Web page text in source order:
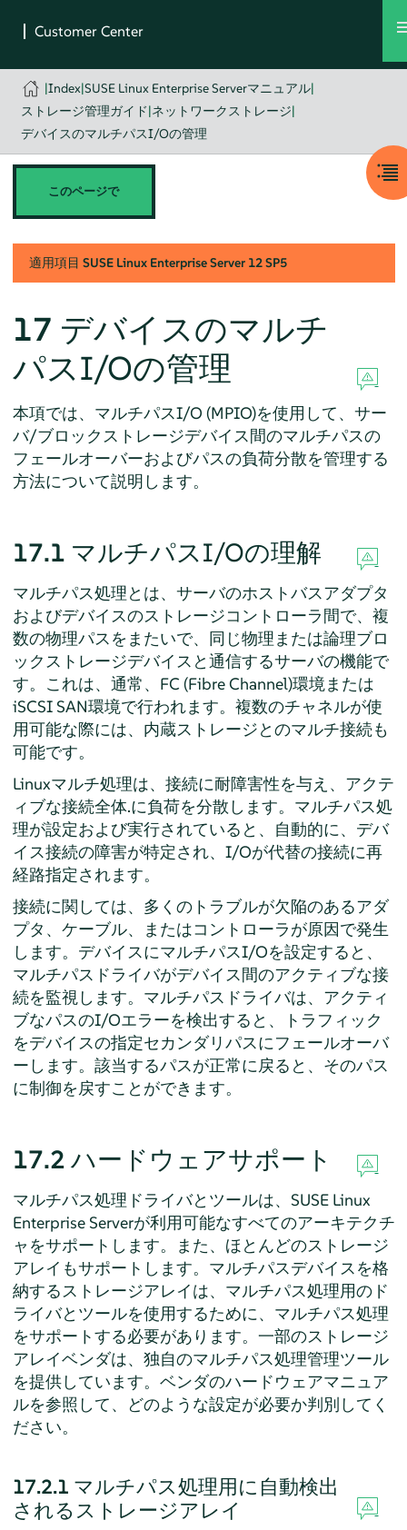
|Index|SUSE Linux Enterprise Serverマニュアル|
ストレージ管理ガイド|ネットワークストレージ|
デバイスのマルチパスI/Oの管理
このページで
適用項目 SUSE Linux Enterprise Server 12 SP5
17 デバイスのマルチ
パスI/Oの管理
本項では、マルチパスI/O (MPIO)を使用して、サー
バ/ブロックストレージデバイス間のマルチパスの
フェールオーバーおよびパスの負荷分散を管理する
方法について説明します。
17.1 マルチパスI/Oの理解
マルチパス処理とは、サーバのホストバスアダプタ
およびデバイスのストレージコントローラ間で、複
数の物理パスをまたいで、同じ物理または論理ブロ
ックストレージデバイスと通信するサーバの機能で
す。これは、通常、FC (Fibre Channel)環境または
iSCSI SAN環境で行われます。複数のチャネルが使
用可能な際には、内蔵ストレージとのマルチ接続も
可能です。
Linuxマルチ処理は、接続に耐障害性を与え、アクテ
ィブな接続全体.に負荷を分散します。マルチパス処
理が設定および実行されていると、自動的に、デバ
イス接続の障害が特定され、I/Oが代替の接続に再
経路指定されます。
接続に関しては、多くのトラブルが欠陥のあるアダ
プタ、ケーブル、またはコントローラが原因で発生
します。デバイスにマルチパスI/Oを設定すると、
マルチパスドライバがデバイス間のアクティブな接
続を監視します。マルチパスドライバは、アクティ
ブなパスのI/Oエラーを検出すると、トラフィック
をデバイスの指定セカンダリパスにフェールオーバ
ーします。該当するパスが正常に戻ると、そのパス
に制御を戻すことができます。
17.2 ハードウェアサポート
マルチパス処理ドライバとツールは、 SUSE Linux
Enterprise Serverが利用可能なすべてのアーキテクチ
ャをサポートします。また、ほとんどのストレージ
アレイもサポートします。マルチパスデバイスを格
納するストレージアレイは、マルチパス処理用のド
ライバとツールを使用するために、マルチパス処理
をサポートする必要があります。一部のストレージ
アレイベンダは、独自のマルチパス処理管理ツール
を提供しています。ベンダのハードウェアマニュア
ルを参照して、どのような設定が必要か判別してく
ださい。
17.2.1 マルチパス処理用に自動検出
されるストレージアレイ